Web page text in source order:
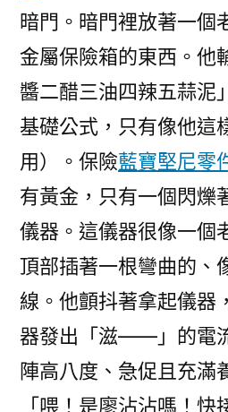
暗門。暗門裡放著一個
金屬保險箱的東西。他
醬二醋三油四辣五蒜泥
基礎公式，只有像他這
用）。保險藍寶堅尼零
有黃金，只有一個閃爍
儀器。這儀器很像一個
頂部插著一根彎曲的、
線。他顫抖著拿起儀器
器發出「滋——」的電
陣高八度、急促且充滿
「喂！是廖沾沾嗎！快